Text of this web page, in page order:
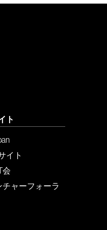
ト
イト
会
チャーフォーラ